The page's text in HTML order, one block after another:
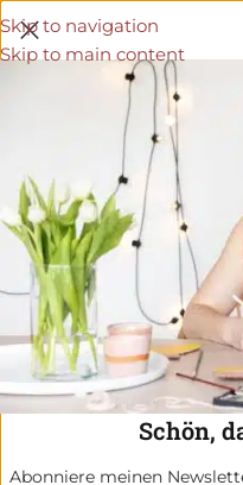
Schön,
Abonniere meinen
Skip to navigation
Skip to main content